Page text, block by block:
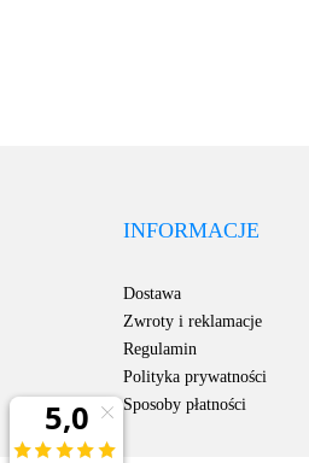
INFORMACJE
Dostawa
Zwroty i reklamacje
Regulamin
Polityka prywatności
Sposoby płatności